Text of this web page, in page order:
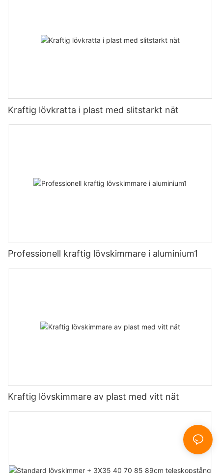
Kraftig lövkratta i plast med slitstarkt nät
Professionell kraftig lövskimmare i aluminium1
Kraftig lövskimmare av plast med vitt nät